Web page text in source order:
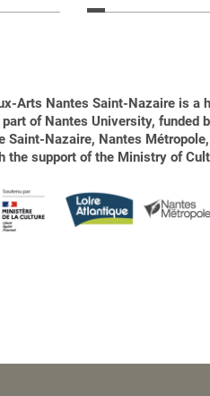
Arts Nantes Saint-Nazaire is a
of Nantes University, funded
Saint-Nazaire, Nantes
the support of the Ministry of